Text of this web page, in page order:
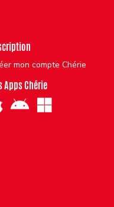
mon compte Chérie
Apps Chérie